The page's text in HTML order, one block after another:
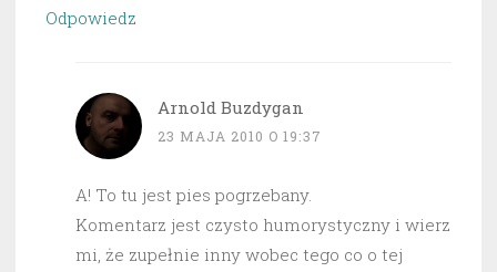
Odpowiedz
Arnold Buzdygan
23 MAJA 2010 O 19:37
A! To tu jest pies pogrzebany.
Komentarz jest czysto humorystyczny i wierz
mi, że zupełnie inny wobec tego co o tej